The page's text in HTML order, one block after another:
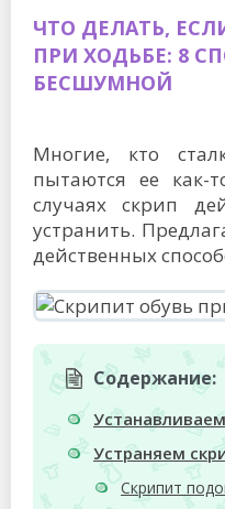
ЧТО ДЕЛАТЬ,
ПРИ ХОДЬБЕ: 8
БЕСШУМНОЙ
Многие, кто
пытаются ее как-
случаях скрип
устранить.
действенных
Содержание:
Устраняем
Скрипит